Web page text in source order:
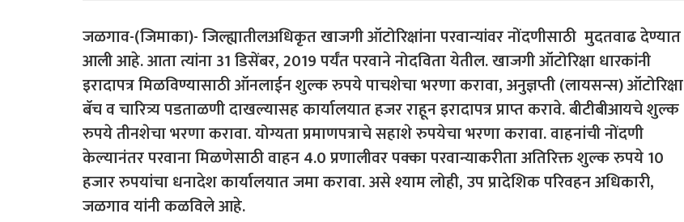
जळगाव-(जिमाका)- जिल्ह्यातीलअधिकृत खाजगी ऑटोरिक्षांना परवान्यांवर नोंदणीसाठी मुदतवाढ देण्यात
आली आहे. आता त्यांना 31 डिसेंबर, 2019 पर्यंत परवाने नोदविता येतील. खाजगी ऑटोरिक्षा धारकांनी
इरादापत्र मिळविण्यासाठी ऑनलाईन शुल्क रुपये पाचशेचा भरणा करावा, अनुज्ञप्ती (लायसन्स) ऑटोरिक्षा
बॅच व चारित्र्य पडताळणी दाखल्यासह कार्यालयात हजर राहून इरादापत्र प्राप्त करावे. बीटीबीआयचे शुल्क
रुपये तीनशेचा भरणा करावा. योग्यता प्रमाणपत्राचे सहाशे रुपयेचा भरणा करावा. वाहनांची नोंदणी
केल्यानंतर परवाना मिळणेसाठी वाहन 4.0 प्रणालीवर पक्का परवान्याकरीता अतिरिक्त शुल्क रुपये 10
हजार रुपयांचा धनादेश कार्यालयात जमा करावा. असे श्याम लोही, उप प्रादेशिक परिवहन अधिकारी,
जळगाव यांनी कळविले आहे.